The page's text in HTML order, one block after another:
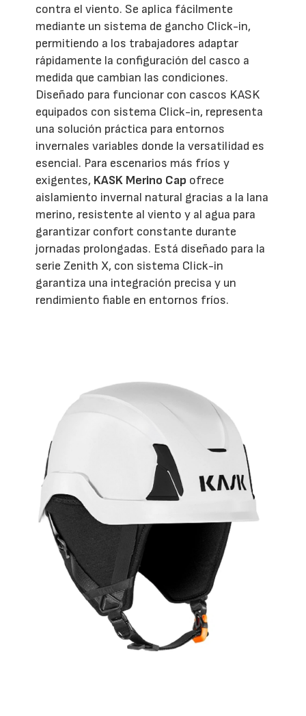
contra el viento. Se aplica fácilmente
mediante un sistema de gancho Click-in,
permitiendo a los trabajadores adaptar
rápidamente la configuración del casco a
medida que cambian las condiciones.
Diseñado para funcionar con cascos KASK
equipados con sistema Click-in, representa
una solución práctica para entornos
invernales variables donde la versatilidad es
esencial. Para escenarios más fríos y
exigentes, KASK Merino Cap ofrece
aislamiento invernal natural gracias a la lana
merino, resistente al viento y al agua para
garantizar confort constante durante
jornadas prolongadas. Está diseñado para la
serie Zenith X, con sistema Click-in
garantiza una integración precisa y un
rendimiento fiable en entornos fríos.